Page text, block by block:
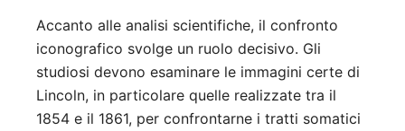
Accanto alle analisi scientifiche, il confronto
iconografico svolge un ruolo decisivo. Gli
studiosi devono esaminare le immagini certe di
Lincoln, in particolare quelle realizzate tra il
1854 e il 1861, per confrontarne i tratti somatici